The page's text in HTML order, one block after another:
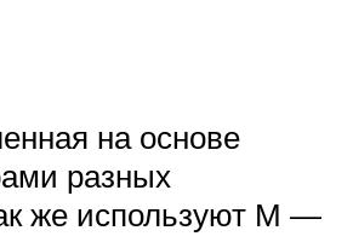
на основе
разных
же используют М —